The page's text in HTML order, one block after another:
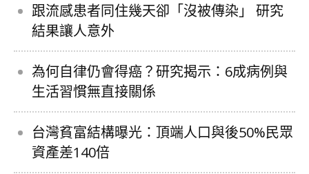
跟流感患者同住幾天卻「沒被傳染」 研究
結果讓人意外
為何自律仍會得癌？研究揭示：6成病例與
生活習慣無直接關係
台灣貧富結構曝光：頂端人口與後50%民眾
資產差140倍